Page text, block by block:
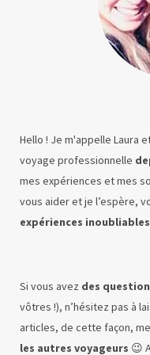
Hello ! Je m'appelle Laura
voyage professionnelle
mes expériences et mes
vous aider et je l’espère,
expériences inoubliables
Si vous avez des
vôtres !), n’hésitez pas à
articles, de cette façon,
les autres voyageurs 😉